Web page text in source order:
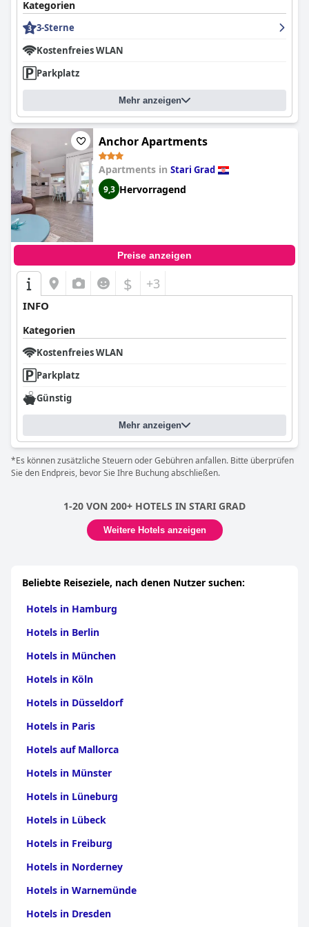
Kategorien
3-Sterne
Kostenfreies WLAN
Parkplatz
Mehr anzeigen
Anchor Apartments
Apartments in Stari Grad
9,3 Hervorragend
Preise anzeigen
$ +3
INFO
Kategorien
Kostenfreies WLAN
Parkplatz
Günstig
Mehr anzeigen
*Es können zusätzliche Steuern oder Gebühren anfallen. Bitte überprüfen
Sie den Endpreis, bevor Sie Ihre Buchung abschließen.
1-20 VON 200+ HOTELS IN STARI GRAD
Weitere Hotels anzeigen
Beliebte Reiseziele, nach denen Nutzer suchen:
Hotels in Hamburg
Hotels in Berlin
Hotels in München
Hotels in Köln
Hotels in Düsseldorf
Hotels in Paris
Hotels auf Mallorca
Hotels in Münster
Hotels in Lüneburg
Hotels in Lübeck
Hotels in Freiburg
Hotels in Norderney
Hotels in Warnemünde
Hotels in Dresden